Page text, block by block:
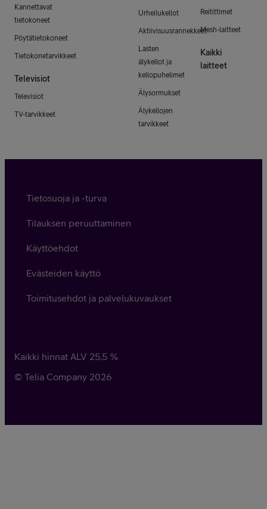
Kannettavat
tietokoneet
Pöytätietokoneet
Tietokonetarvikkeet
Televisiot
Televisiot
TV-tarvikkeet
Urheilukellot
Aktiivisuusrannekkeet
Lasten
älykellot ja
kellopuhelimet
Älysormukset
Älykellojen
tarvikkeet
Reitittimet
Mesh-laitteet
Kaikki
laitteet
Tietosuoja ja -turva
Tilauksen peruuttaminen
Käyttöehdot
Evästeiden käyttö
Toimitusehdot ja palvelukuvaukset
Kaikki hinnat ALV 25,5 %
© Telia Company 2026